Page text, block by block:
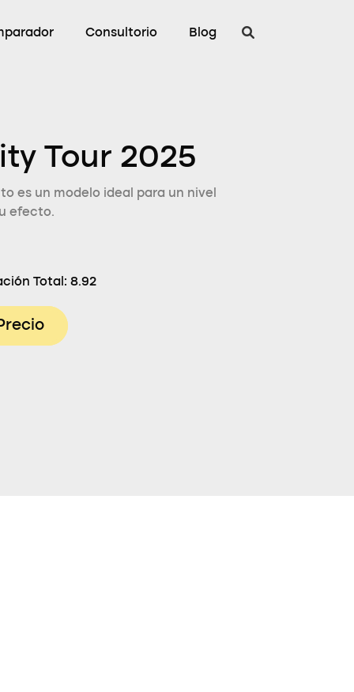
Consultorio Blog
Tour 2025
es un modelo ideal para un nivel
efecto.
Total: 8.92